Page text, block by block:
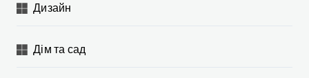
Дизайн
Дім та сад